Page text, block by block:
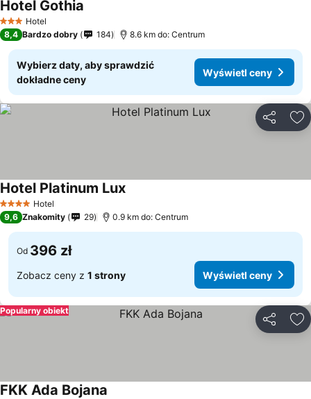
3 Kategoria
Hotel
Hotel Gothia
8,4 Bardzo dobry 184 8.6 km do: Centrum
Wybierz daty, aby sprawdzić
dokładne ceny
Wyświetl ceny
4 KategoriaHotel
Hotel Platinum Lux
9,6 Znakomity 29 0.9 km do: Centrum
Od 396 zł
Zobacz ceny z 1 strony Wyświetl ceny
Popularny obiekt
FKK Ada Bojana